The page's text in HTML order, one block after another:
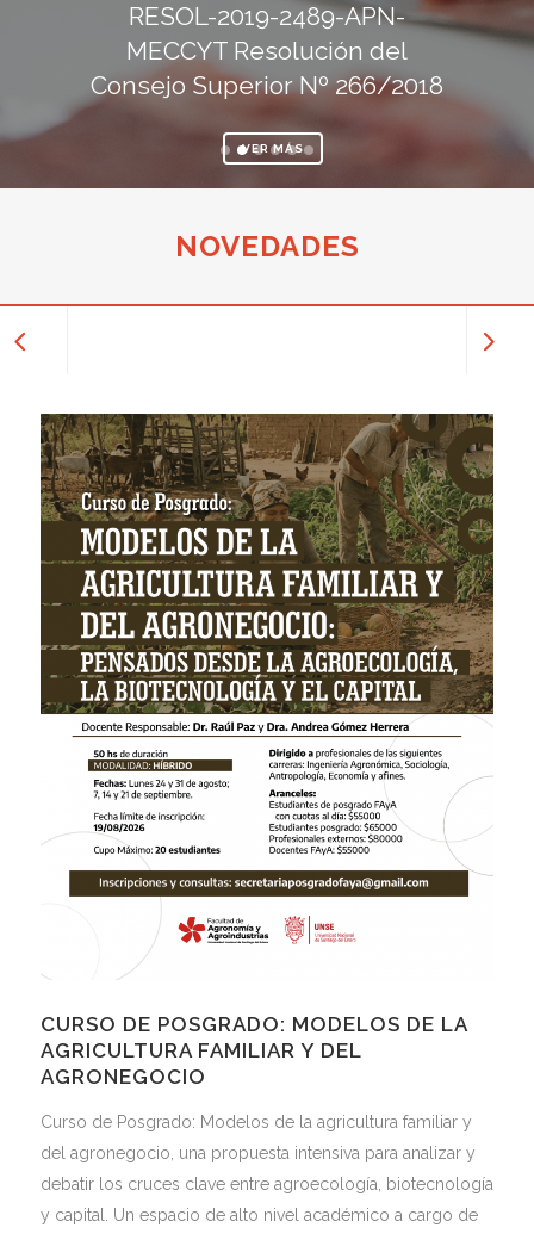
RESOL-2019-2489-APN-
MECCYT Resolución del
Consejo Superior Nº 266/2018
VER MÁS
NOVEDADES
CURSO DE POSGRADO: MODELOS DE LA
AGRICULTURA FAMILIAR Y DEL
AGRONEGOCIO
Curso de Posgrado: Modelos de la agricultura familiar y
del agronegocio, una propuesta intensiva para analizar y
debatir los cruces clave entre agroecología, biotecnología
y capital. Un espacio de alto nivel académico a cargo de